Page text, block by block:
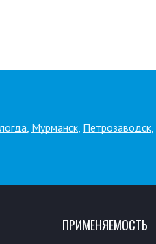
, Мурманск, Петрозаводск,
ПРИМЕНЯЕМОСТЬ